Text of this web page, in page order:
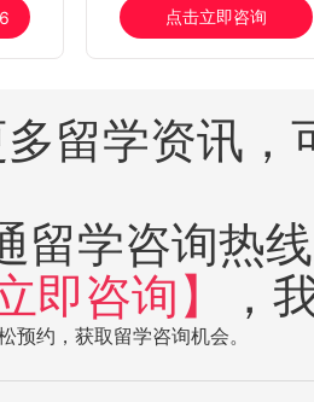
点击立即咨询
留学资讯
留学咨询热
即咨询】 ，
预约，获取留学咨询机会。